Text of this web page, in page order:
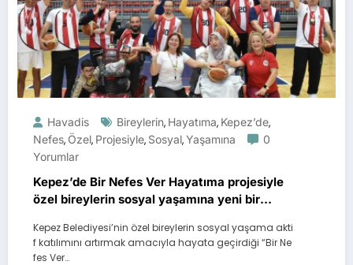
Havadis Bireylerin, Hayatıma, Kepez’de,
Nefes, Özel, Projesiyle, Sosyal,Yaşamına
0
Yorumlar
Kepez’de Bir Nefes Ver Hayatıma projesiyle
özel bireylerin sosyal yaşamına yeni bir
Kepez Belediyesi’nin özel bireylerin sosyal yaşama akti
f katılımını artırmak amacıyla hayata geçirdiği “Bir Ne
fes Ver…